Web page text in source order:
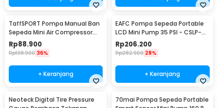
TaffSPORT Pompa Manual Ban
Sepeda Mini Air Compressor
210 PSI - PP03
Rp88.900
Rp138.900 36%
+ Keranjang
EAFC Pompa Sepeda Portable
LCD Mini Pump 35 PSI - CSLP-
A01
Rp206.200
Rp282.900 28%
+ Keranjang
Neoteck Digital Tire Pressure
70mai Pompa Sepeda Portable